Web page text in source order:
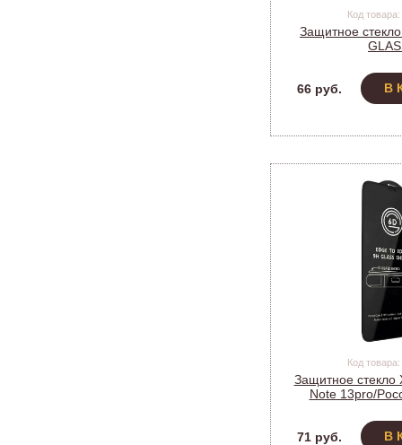
Код
Защитное
66 руб. В
Код
Защитное стекло
Note 13pro/
71 руб.
В